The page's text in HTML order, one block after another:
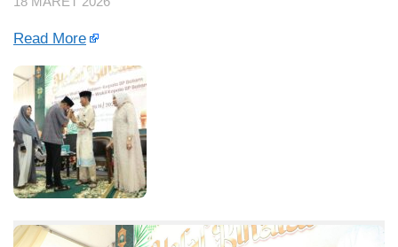
Read More